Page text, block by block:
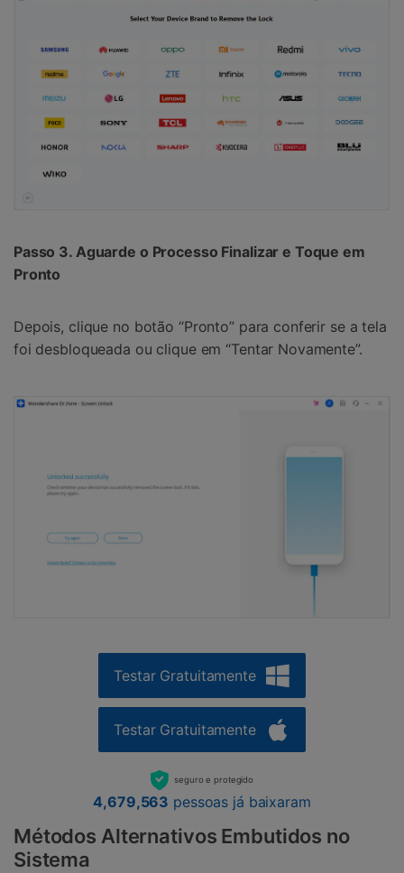
Passo 3. Aguarde o Processo Finalizar e Toque em
Pronto
Depois, clique no botão “Pronto” para conferir se a tela
foi desbloqueada ou clique em “Tentar Novamente”.
Testar Gratuitamente
Testar Gratuitamente
seguro e protegido
4,679,563 pessoas já baixaram
Métodos Alternativos Embutidos no
Sistema